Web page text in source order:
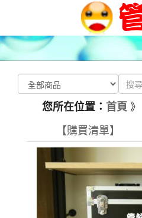
您所在位置： 首頁》
【購買清單】